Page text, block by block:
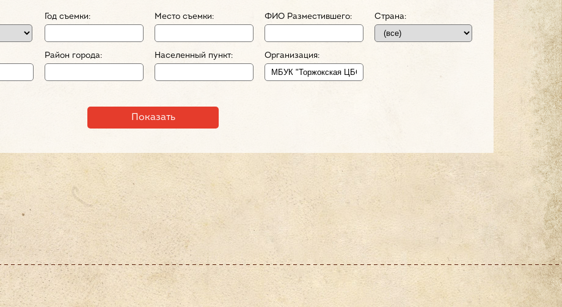
Год съемки: Место съемки: ФИО Разместившего: Страна:
Район города: Населенный пункт: Организация: